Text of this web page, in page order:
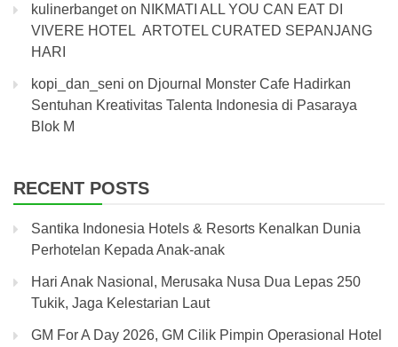
kulinerbangeton NIKMATI ALL YOU CAN EAT DI
VIVERE HOTEL ARTOTEL CURATED SEPANJANG
HARI
kopi_dan_seni on Djournal Monster Cafe Hadirkan
Sentuhan Kreativitas Talenta Indonesia di Pasaraya
Blok M
RECENT POSTS
Santika Indonesia Hotels & Resorts Kenalkan Dunia
Perhotelan Kepada Anak-anak
Hari Anak Nasional, Merusaka Nusa Dua Lepas 250
Tukik, Jaga Kelestarian Laut
GM For A Day 2026, GM Cilik Pimpin Operasional Hotel